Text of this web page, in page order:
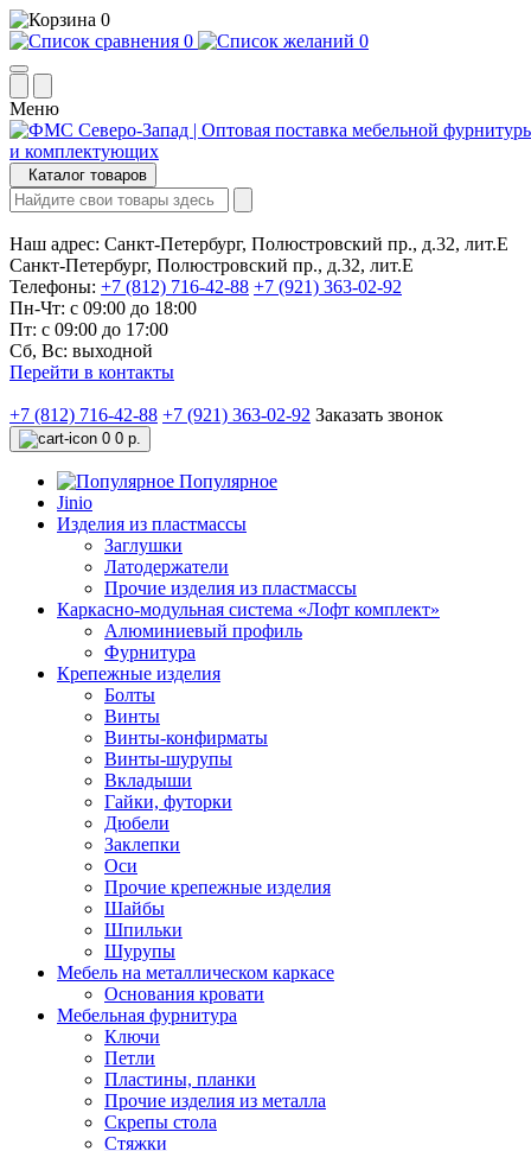
0
0
0
Меню
Каталог товаров
Наш адрес: Санкт-Петербург, Полюстровский пр., д.32, лит.Е
Санкт-Петербург, Полюстровский пр., д.32, лит.Е
Телефоны: +7 (812) 716-42-88 +7 (921) 363-02-92
Пн-Чт: с 09:00 до 18:00
Пт: с 09:00 до 17:00
Сб, Вс: выходной
Перейти в контакты
+7 (812) 716-42-88 +7 (921) 363-02-92 Заказать звонок
0 0 р.
Популярное
Jinio
Изделия из пластмассы
Заглушки
Латодержатели
Прочие изделия из пластмассы
Каркасно-модульная система «Лофт комплект»
Алюминиевый профиль
Фурнитура
Крепежные изделия
Болты
Винты
Винты-конфирматы
Винты-шурупы
Вкладыши
Гайки, футорки
Дюбели
Заклепки
Оси
Прочие крепежные изделия
Шайбы
Шпильки
Шурупы
Мебель на металлическом каркасе
Основания кровати
Мебельная фурнитура
Ключи
Петли
Пластины, планки
Прочие изделия из металла
Скрепы стола
Стяжки